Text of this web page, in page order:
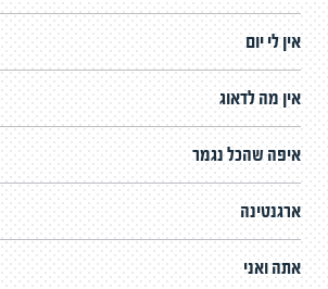
אין לי יום
אין מה לדאוג
איפה שהכל נגמר
ארגנטינה
אתה ואני